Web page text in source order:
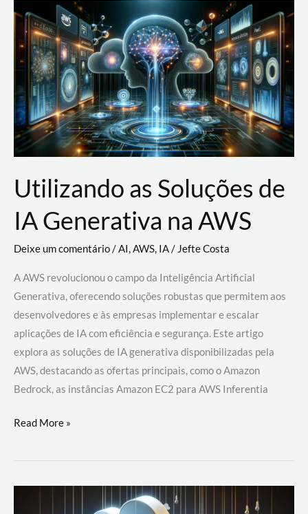
com
AWS
Utilizando as Soluções de
IA Generativa na AWS
Deixe um comentário/AI,AWS, IA/Jefte Costa
A AWS revolucionou o campo da Inteligência Artificial
Generativa, oferecendo soluções robustas que permitem aos
desenvolvedores e às empresas implementar e escalar
aplicações de IA com eficiência e segurança. Este artigo
explora as soluções de IA generativa disponibilizadas pela
AWS, destacando as ofertas principais, como o Amazon
Bedrock, as instâncias Amazon EC2 para AWS Inferentia
Utilizando
Soluções
Read More »